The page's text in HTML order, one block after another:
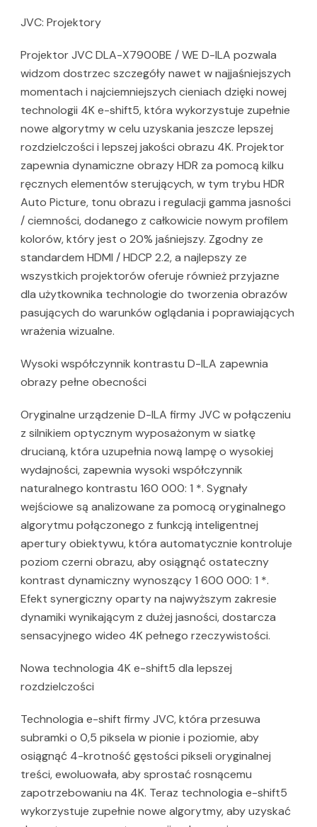
JVC: Projektory
Projektor JVC DLA-X7900BE / WE D-ILA pozwala
widzom dostrzec szczegóły nawet w najjaśniejszych
momentach i najciemniejszych cieniach dzięki nowej
technologii 4K e-shift5, która wykorzystuje zupełnie
nowe algorytmy w celu uzyskania jeszcze lepszej
rozdzielczości i lepszej jakości obrazu 4K. Projektor
zapewnia dynamiczne obrazy HDR za pomocą kilku
ręcznych elementów sterujących, w tym trybu HDR
Auto Picture, tonu obrazu i regulacji gamma jasności
/ ciemności, dodanego z całkowicie nowym profilem
kolorów, który jest o 20% jaśniejszy. Zgodny ze
standardem HDMI / HDCP 2.2, a najlepszy ze
wszystkich projektorów oferuje również przyjazne
dla użytkownika technologie do tworzenia obrazów
pasujących do warunków oglądania i poprawiających
wrażenia wizualne.
Wysoki współczynnik kontrastu D-ILA zapewnia
obrazy pełne obecności
Oryginalne urządzenie D-ILA firmy JVC w połączeniu
z silnikiem optycznym wyposażonym w siatkę
drucianą, która uzupełnia nową lampę o wysokiej
wydajności, zapewnia wysoki współczynnik
naturalnego kontrastu 160 000: 1 *. Sygnały
wejściowe są analizowane za pomocą oryginalnego
algorytmu połączonego z funkcją inteligentnej
apertury obiektywu, która automatycznie kontroluje
poziom czerni obrazu, aby osiągnąć ostateczny
kontrast dynamiczny wynoszący 1 600 000: 1 *.
Efekt synergiczny oparty na najwyższym zakresie
dynamiki wynikającym z dużej jasności, dostarcza
sensacyjnego wideo 4K pełnego rzeczywistości.
Nowa technologia 4K e-shift5 dla lepszej
rozdzielczości
Technologia e-shift firmy JVC, która przesuwa
subramki o 0,5 piksela w pionie i poziomie, aby
osiągnąć 4-krotność gęstości pikseli oryginalnej
treści, ewoluowała, aby sprostać rosnącemu
zapotrzebowaniu na 4K. Teraz technologia e-shift5
wykorzystuje zupełnie nowe algorytmy, aby uzyskać